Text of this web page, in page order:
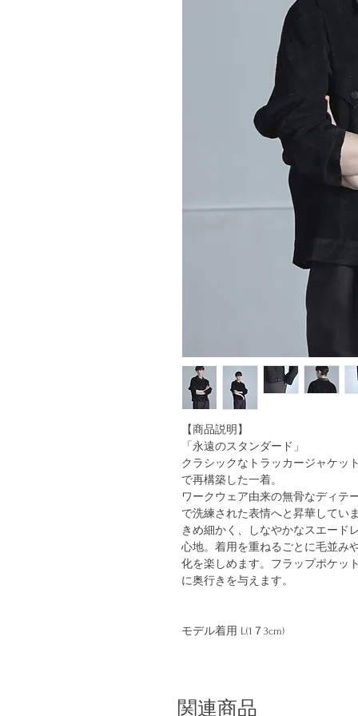
【商品説明】
「永遠のスタンダード」
クラシックなトラッカージャケッ
で再構築した一着。
ワークウェア由来の無骨なディテ
で洗練された表情へと昇華してい
きめ細かく、しなやかなスエード
心地。着用を重ねるごとに毛並み
化を楽しめます。フラップポケッ
に奥行きを与えます。
モデル着用 L(1７3cm)
関連商品